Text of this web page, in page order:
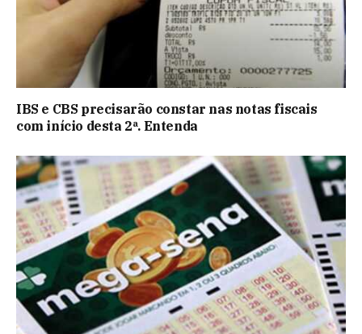
IBS e CBS precisarão constar nas notas fiscais
com início desta 2ª. Entenda